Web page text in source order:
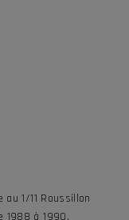
1/11 Roussillon
1988 à 1990.